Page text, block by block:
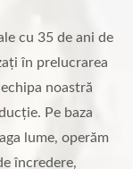
cu 35 de ani de
în prelucrarea
noastră
Pe baza
lume, operăm
încredere,